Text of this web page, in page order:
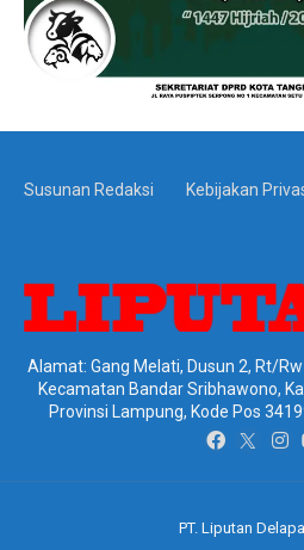
Susunan Redaksi Kebijakan
Alamat: Gang Melati, Dusun 2, Rt/
Kecamatan Bandar Sribhawono,
Provinsi Lampung, Kode Pos
PT. Liputan